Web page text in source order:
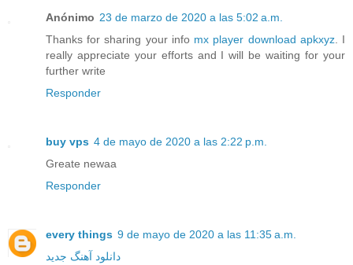
Anónimo 23 de marzo de 2020 a las 5:02 a.m.
Thanks for sharing your info mx player download apkxyz. I
really appreciate your efforts and I will be waiting for your
further write
Responder
buy vps 4 de mayo de 2020 a las 2:22 p.m.
Greate newaa
Responder
every things 9 de mayo de 2020 a las 11:35 a.m.
دانلود آهنگ جدید